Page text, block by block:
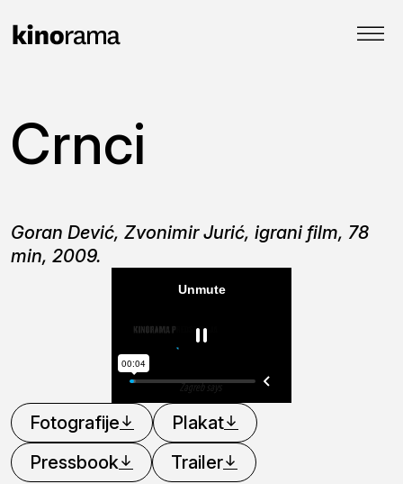
Crnci
Goran Dević, Zvonimir Jurić, igrani film, 78
min, 2009.
Fotografije
Plakat
Pressbook
Trailer